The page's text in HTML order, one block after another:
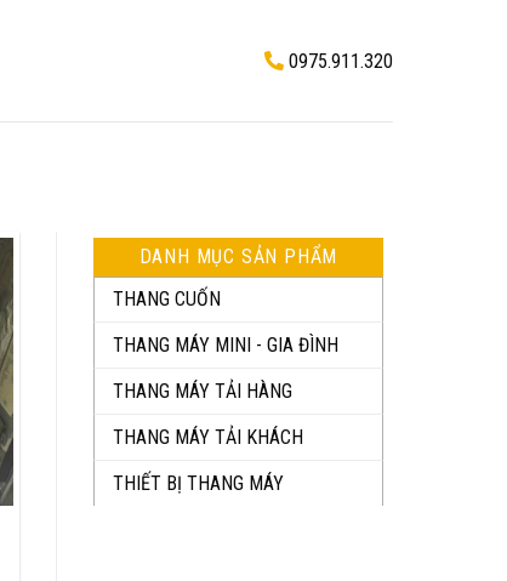
0975.911.320
DANH MỤC SẢN PHẨM
THANG CUỐN
THANG MÁY MINI - GIA ĐÌNH
THANG MÁY TẢI HÀNG
THANG MÁY TẢI KHÁCH
THIẾT BỊ THANG MÁY